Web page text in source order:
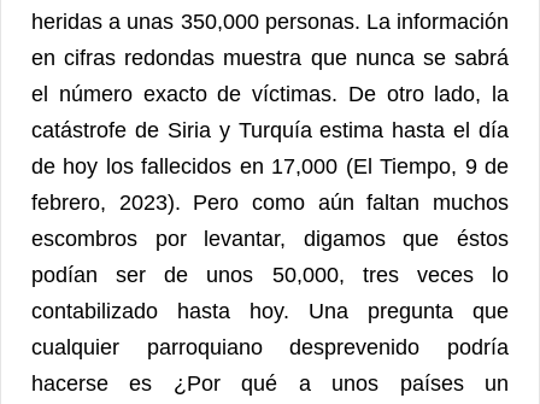
heridas a unas 350,000 personas. La información
en cifras redondas muestra que nunca se sabrá
el número exacto de víctimas. De otro lado, la
catástrofe de Siria y Turquía estima hasta el día
de hoy los fallecidos en 17,000 (El Tiempo, 9 de
febrero, 2023). Pero como aún faltan muchos
escombros por levantar, digamos que éstos
podían ser de unos 50,000, tres veces lo
contabilizado hasta hoy. Una pregunta que
cualquier parroquiano desprevenido podría
hacerse es ¿Por qué a unos países un